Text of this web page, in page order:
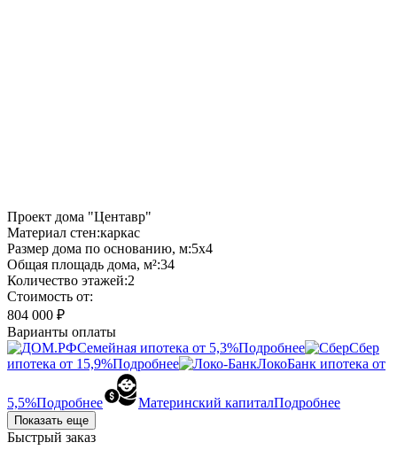
Проект дома "Центавр"
Материал стен:каркас
Размер дома по основанию, м:5х4
Общая площадь дома, м²:34
Количество этажей:2
Стоимость от:
804 000 ₽
Варианты оплаты
Семейная ипотека от 5,3%Подробнее
Сбер
ипотека от 15,9%Подробнее ЛокоБанк ипотека от
5,5%Подробнее Материнский капиталПодробнее
Показать еще
Быстрый заказ